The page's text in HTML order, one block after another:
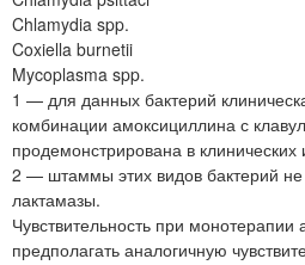
Chlamydia spp.
Coxiella burnetii
Mycoplasma spp.
1 — для данных бактерий
комбинации амоксициллина с
продемонстрирована в клинических
2 — штаммы этих видов бактерий
лактамазы.
Чувствительность при
предполагать аналогичную